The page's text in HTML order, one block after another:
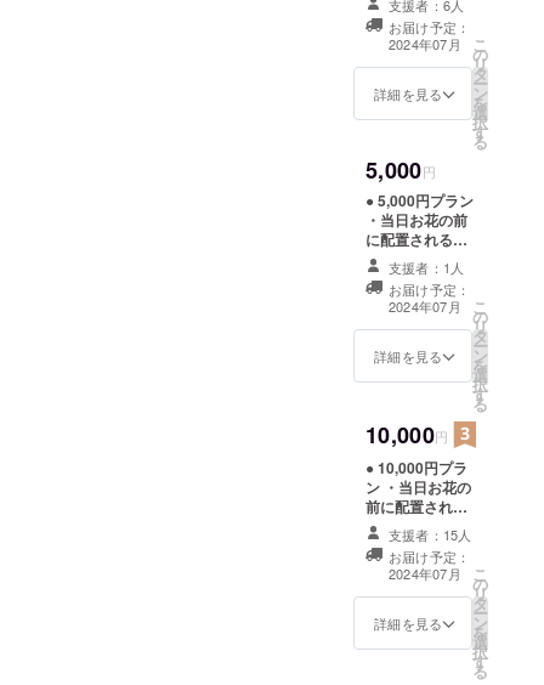
前載り（文字の
み） Thanks欄
小サイズ（支援
時、必ず備考欄
に掲載を希望さ
公演当日）
支援者：6人
お届け予定：
2024年07月
詳細を見る
こ
の
リ
タ
ー
ン
を
選
択
す
る
5,000円
● 5,000円プラン
・当日お花の前
に配置される名
前ボードにお名
前載り（文字の
み） Thanks欄
小サイズ（支援
時、必ず備考欄
に掲載を希望さ
公演当日） ・限
定ブロマイド1枚
※サイズはL版
(支援時、ご希望
のメンバーの名
前を必ず下記の
選択肢からお選
びください） ※
上記の特典のお
当日予定
支援者：1人
お届け予定：
2024年07月
詳細を見る
こ
の
リ
タ
ー
ン
を
選
択
す
る
10,000円
● 10,000円プラ
ン ・当日お花の
前に配置される
名前ボードにお
名前載り（文字
のみ）Thanks欄
中サイズ （支援
時、必ず備考欄
に掲載を希望さ
支援者：15人
お届け予定：
2024年07月
詳細を見る
こ
の
リ
タ
ー
ン
を
選
択
す
る